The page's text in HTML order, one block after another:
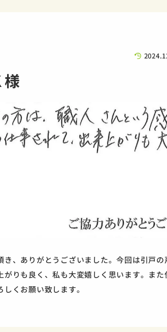
き、ありがとうございました。今回は引戸の
がりも良く、私も大変嬉しく思います。ま
くお願い致します。